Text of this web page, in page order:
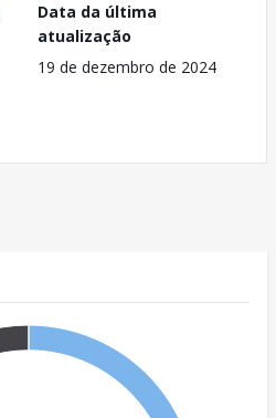
Data da última
atualização
19 de dezembro de 2024